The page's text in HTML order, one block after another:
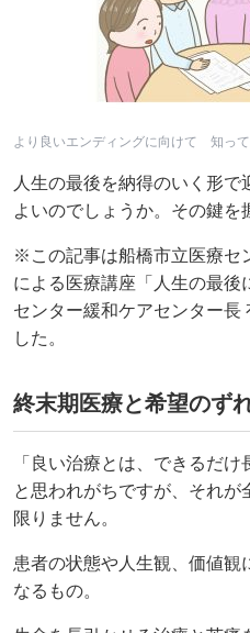
より良いエンディングに向けて 知って
人生の最後を納得のいく形
よいのでしょうか。その鍵を
※この記事は船橋市立医療セ
による医療講座「人生の最後
センター緩和ケアセンター長
した。
終末期医療と希望のず
「良い治療とは、できるだけ
と思われがちですが、それ
限りません。
患者の状態や人生観、価値
なるもの。